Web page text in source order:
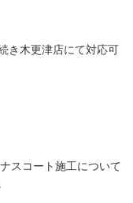
き木更津店にて対応可
スコート施工について